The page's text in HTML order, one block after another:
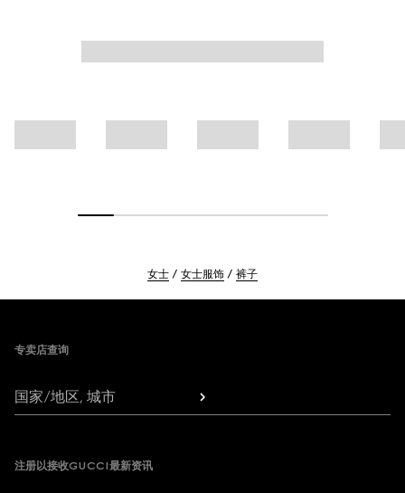
女士 女士服饰 裤子
专卖店查询
国家/地区, 城市
注册以接收GUCCI最新资讯